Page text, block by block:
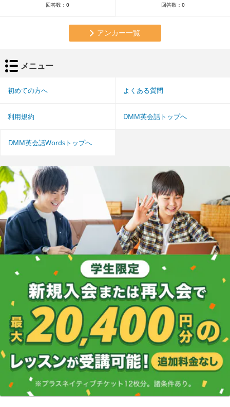
回答数： 0 回答数： 0
アンカー一覧
メニュー
初めての方へ よくある質問
利用規約 DMM英会話トップへ
DMM英会話Wordsトップへ